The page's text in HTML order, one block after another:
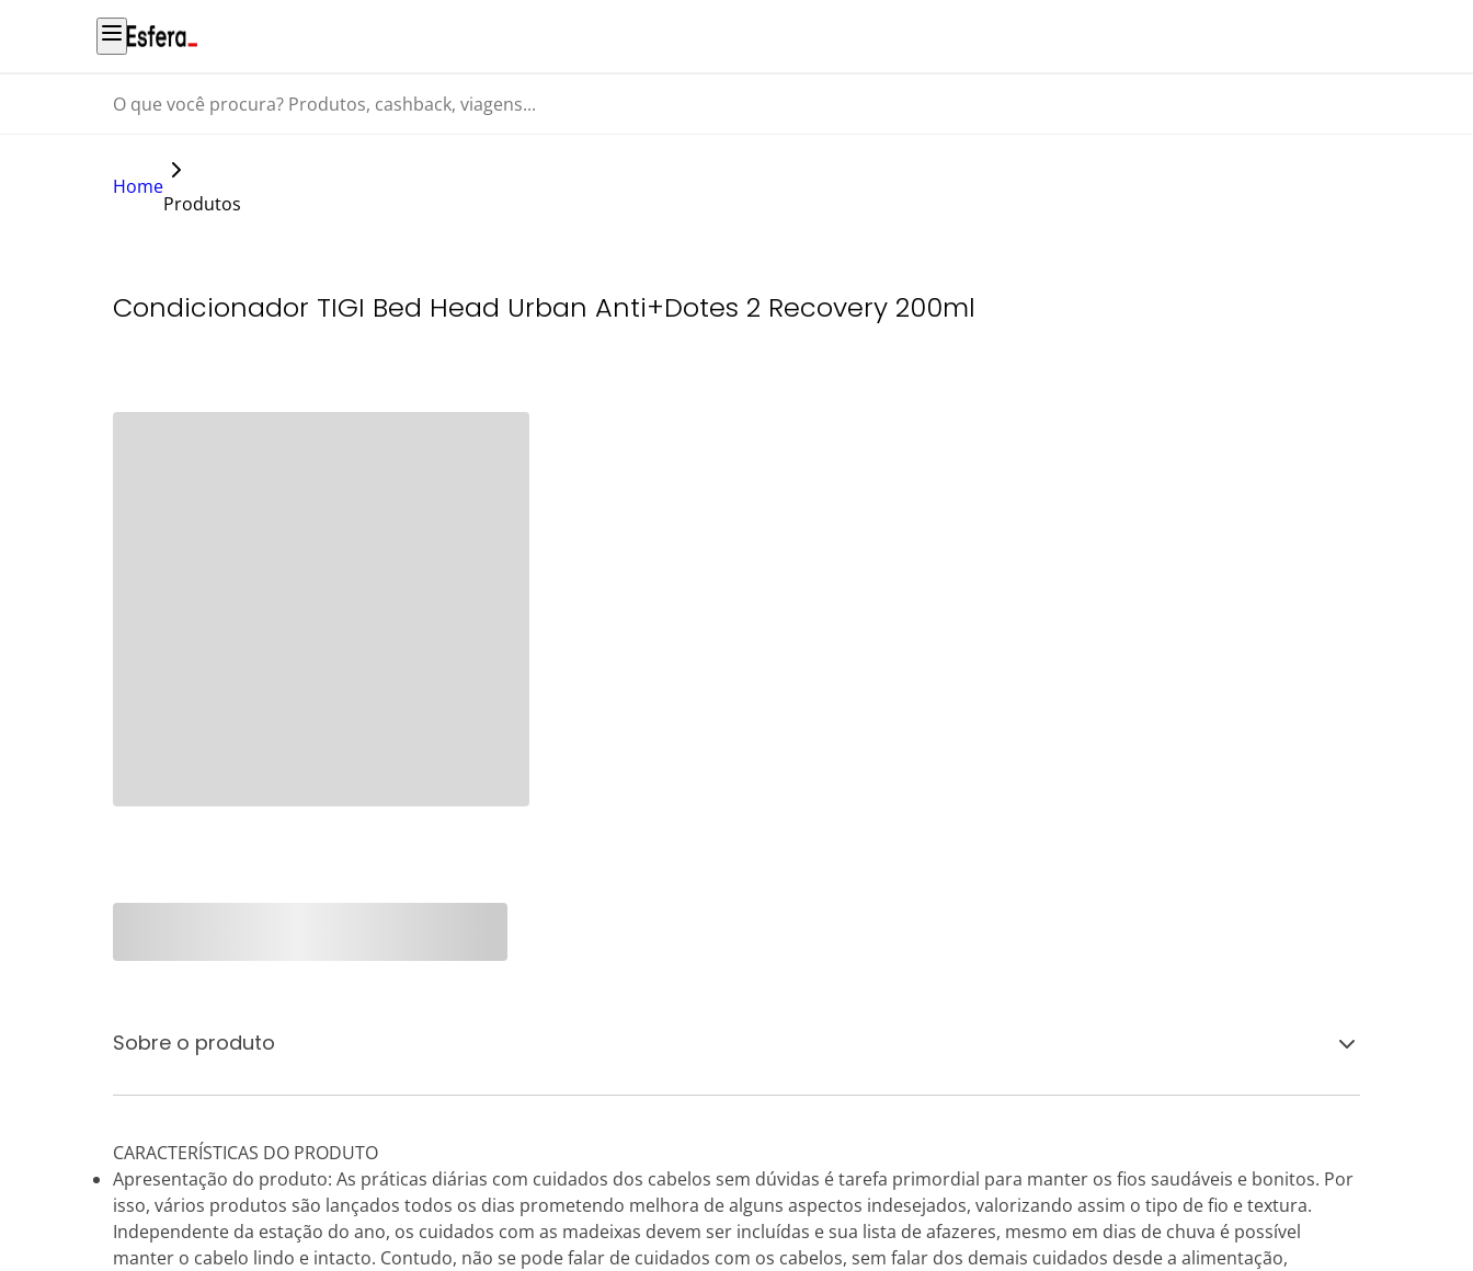
O que você procura? Produtos, cashback, viagens...
Home
Produtos
Condicionador TIGI Bed Head Urban Anti+Dotes 2 Recovery 200ml
Sobre o produto
CARACTERÍSTICAS DO PRODUTO
Apresentação do produto: As práticas diárias com cuidados dos cabelos sem dúvidas é tarefa primordial para manter os fios saudáveis e bonitos. Por
isso, vários produtos são lançados todos os dias prometendo melhora de alguns aspectos indesejados, valorizando assim o tipo de fio e textura.
Independente da estação do ano, os cuidados com as madeixas devem ser incluídas e sua lista de afazeres, mesmo em dias de chuva é possível
manter o cabelo lindo e intacto. Contudo, não se pode falar de cuidados com os cabelos, sem falar dos demais cuidados desde a alimentação,